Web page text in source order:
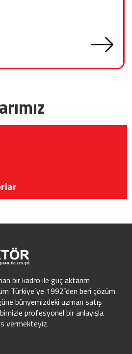
bir kadro ile güç aktarım
Türkiye´ye 1992´den beri çözüm
bünyemizdeki uzman satış
profesyonel bir anlayışla
vermekteyiz.